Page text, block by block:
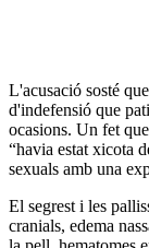
L'acusació sosté
d'indefensió que
ocasions. Un fet
“havia estat xicota
sexuals amb una
El segrest i les
cranials, edema